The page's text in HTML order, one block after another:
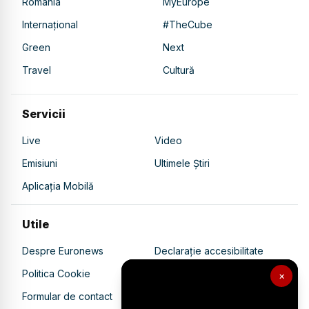
×
Internațional
#TheCube
Green
Next
Travel
Cultură
Servicii
Live
Video
Emisiuni
Ultimele Știri
Aplicația Mobilă
Utile
Despre Euronews
Declarație accesibilitate
Politica Cookie
Politica de confidențialitate
Formular de contact